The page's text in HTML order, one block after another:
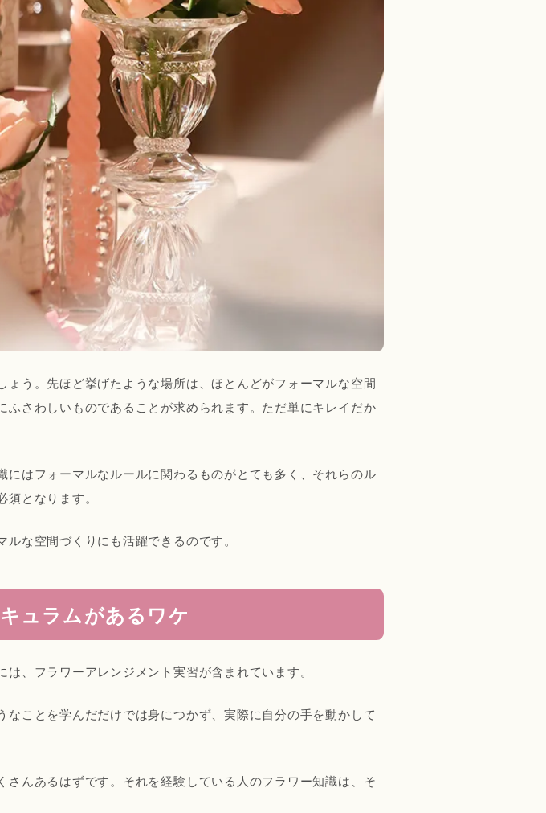
う。先ほど挙げたような場所は、ほとんどがフォーマルな空間
さわしいものであることが求められます。ただ単にキレイだか
はフォーマルなルールに関わるものがとても多く、それらのル
となります。
な空間づくりにも活躍できるのです。
ュラムがあるワケ
、フラワーアレンジメント実習が含まれています。
ことを学んだだけでは身につかず、実際に自分の手を動かして
んあるはずです。それを経験している人のフラワー知識は、そ